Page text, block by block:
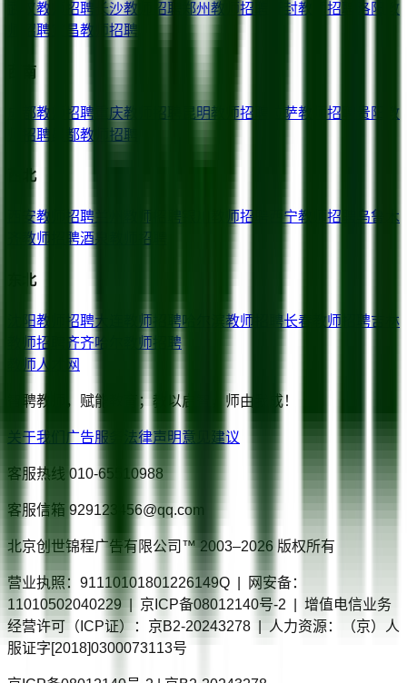
武汉教师招聘 长沙教师招聘 郑州教师招聘 开封教师招聘 洛阳
教
师招聘
宜昌教师招聘
西南
成都教师招聘 重庆教师招聘 昆明教师招聘 拉萨教师招聘 贵阳
教
师招聘
昌都教师招聘
西北
西安教师招聘 教师招聘 西宁教师招聘
乌鲁木
教师招聘酒泉 教师招聘
东北
沈阳教师招聘大连 教师招聘哈尔滨 教师招聘长春 教师招聘吉林
教师招聘
齐齐哈尔
教师招聘
教师人才网
智聘教师，赋能教育；教以启智，师由我成！
关于我们 广告服务 法律声明意见建议
客服热线 010-65510988
客服信箱 929123456@qq.com
北京创世锦程广告有限公司™ 2003–2026 版权所有
营业执照：91110101801226149Q | 网安备：
11010502040229 | 京ICP备08012140号-2 | 增值电信业务
经营许可（ICP证）：京B2-20243278 | 人力资源：（京）人
服证字[2018]0300073113号